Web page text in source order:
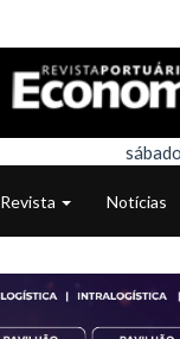
Revista Notícias